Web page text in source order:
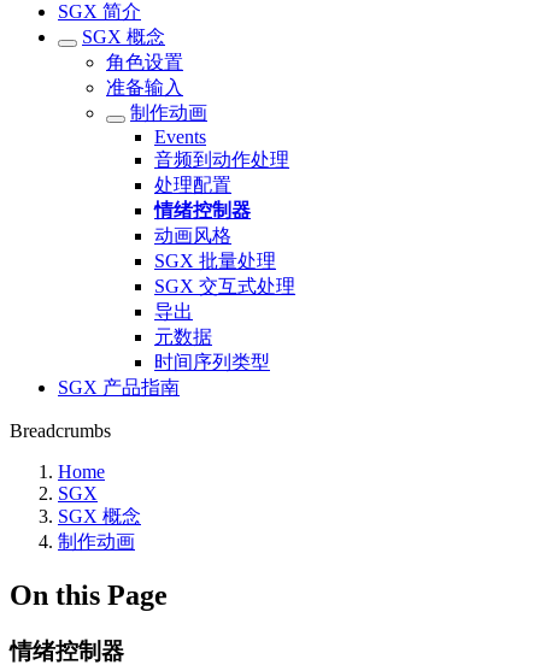
SGX 简介
SGX 概念
角色设置
准备输入
制作动画
Events
音频到动作处理
处理配置
情绪控制器
动画风格
SGX 批量处理
SGX 交互式处理
导出
元数据
时间序列类型
SGX 产品指南
Breadcrumbs
Home
SGX
SGX 概念
制作动画
On this Page
情绪控制器